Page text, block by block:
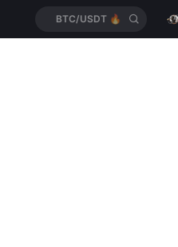
🔥
BTC/USDT